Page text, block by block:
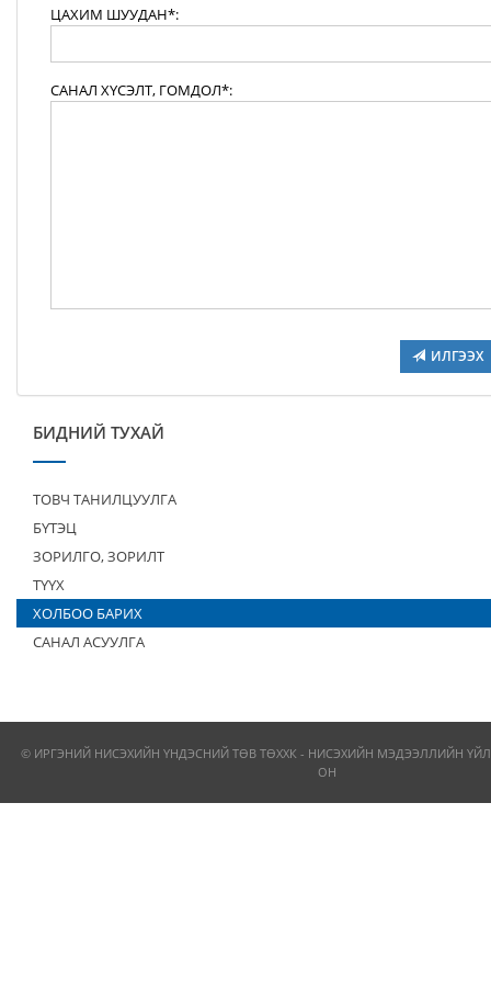
ЦАХИМ ШУУДАН*:
САНАЛ ХҮСЭЛТ, ГОМДОЛ*:
ИЛГЭЭХ
БИДНИЙ ТУХАЙ
ТОВЧ ТАНИЛЦУУЛГА
БҮТЭЦ
ЗОРИЛГО, ЗОРИЛТ
ТҮҮХ
ХОЛБОО БАРИХ
САНАЛ АСУУЛГА
© ИРГЭНИЙ НИСЭХИЙН ҮНДЭСНИЙ ТӨВ ТӨХХК - НИСЭХИЙН МЭДЭЭЛЛИЙН
ОН